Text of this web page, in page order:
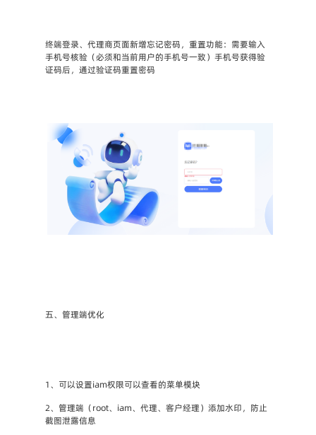
终端登录、代理商页面新增忘记密码，重置功能：需要输入
手机号核验（必须和当前用户的手机号一致）手机号获得验
证码后，通过验证码重置密码
五、管理端优化
1、可以设置iam权限可以查看的菜单模块
2、管理端（root、iam、代理、客户经理）添加水印，防止
截图泄露信息